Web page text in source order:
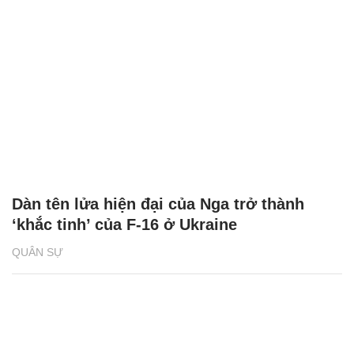
QUÂN SỰ
Dàn tên lửa hiện đại của Nga trở thành
‘khắc tinh’ của F-16 ở Ukraine